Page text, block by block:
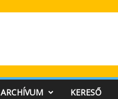
ARCHÍVUM KERESŐ